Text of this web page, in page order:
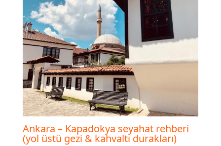
Ankara – Kapadokya seyahat rehberi
(yol üstü gezi & kahvaltı durakları)